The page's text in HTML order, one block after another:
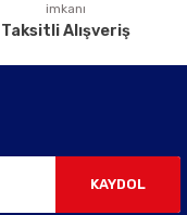
imkanı
Taksitli Alışveriş
KAYDOL